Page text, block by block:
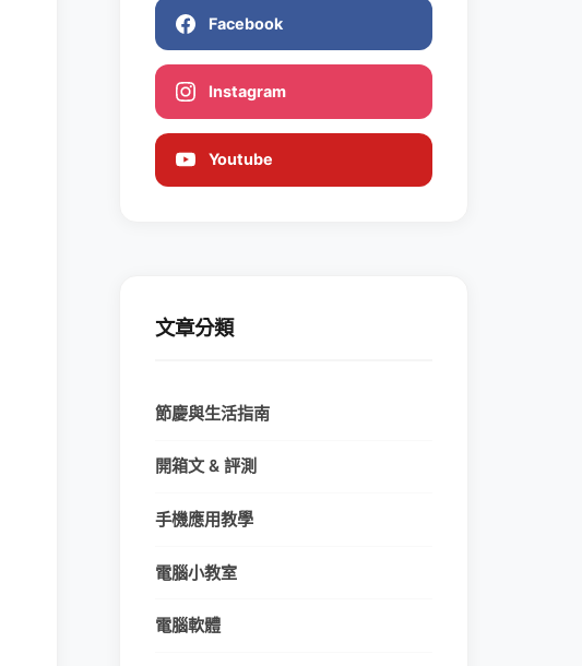
Facebook
Instagram
Youtube
文章分類
節慶與生活指南
開箱文 & 評測
手機應用教學
電腦小教室
電腦軟體